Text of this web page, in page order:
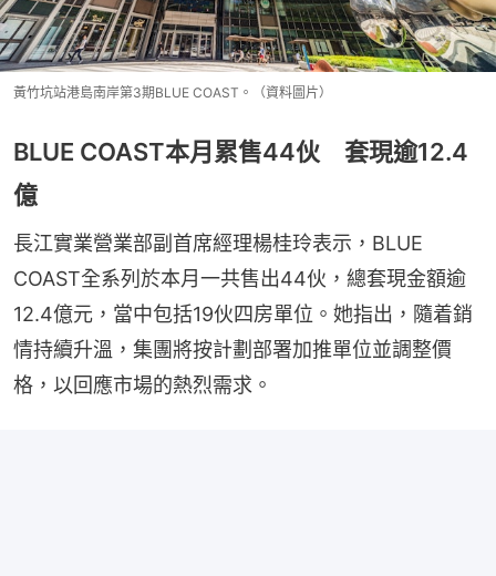
黃竹坑站港島南岸第3期BLUE COAST。（資料圖片）
BLUE COAST本月累售44伙 套現逾12.4
億
長江實業營業部副首席經理楊桂玲表示，BLUE
COAST全系列於本月一共售出44伙，總套現金額逾
12.4億元，當中包括19伙四房單位。她指出，隨着銷
情持續升溫，集團將按計劃部署加推單位並調整價
格，以回應市場的熱烈需求。